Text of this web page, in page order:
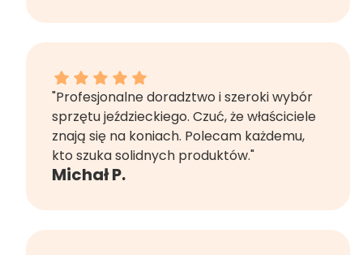
Michał P. dał ocenę: 5
"Profesjonalne doradztwo i szeroki wybór
sprzętu jeździeckiego. Czuć, że właściciele
znają się na koniach. Polecam każdemu,
kto szuka solidnych produktów."
Michał P.